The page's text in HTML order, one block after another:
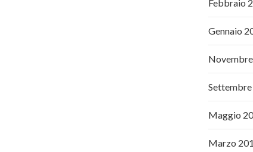
Febbraio
Gennaio
Maggio
Marzo